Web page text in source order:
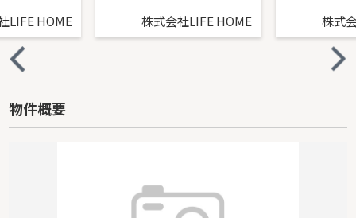
LIFE HOME
株式会社LIFE HOME
株式
物件概要